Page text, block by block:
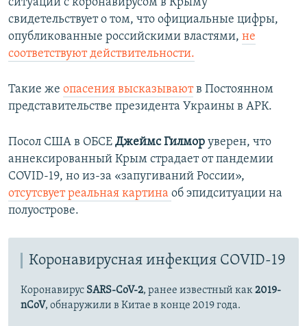
у
щ
и
с
л
й
щ
и
й
л
а
д
свидетельствует о том, что официальные цифры,
опубликованные российскими властями, не
соответствуют действительности.
Такие же опасения высказываютв Постоянном
представительстве президента Украины в АРК.
Посол США в ОБСЕ Джеймс Гилмор уверен, что
аннексированный Крым страдает от пандемии
COVID-19, но из-за «запугиваний России»,
отсутсвует реальная картина об эпидситуации на
полуострове.
Коронавирусная инфекция COVID-19
Коронавирус SARS-CoV-2, ранее известный как2019-
nCoV, обнаружили в Китае в конце 2019 года.